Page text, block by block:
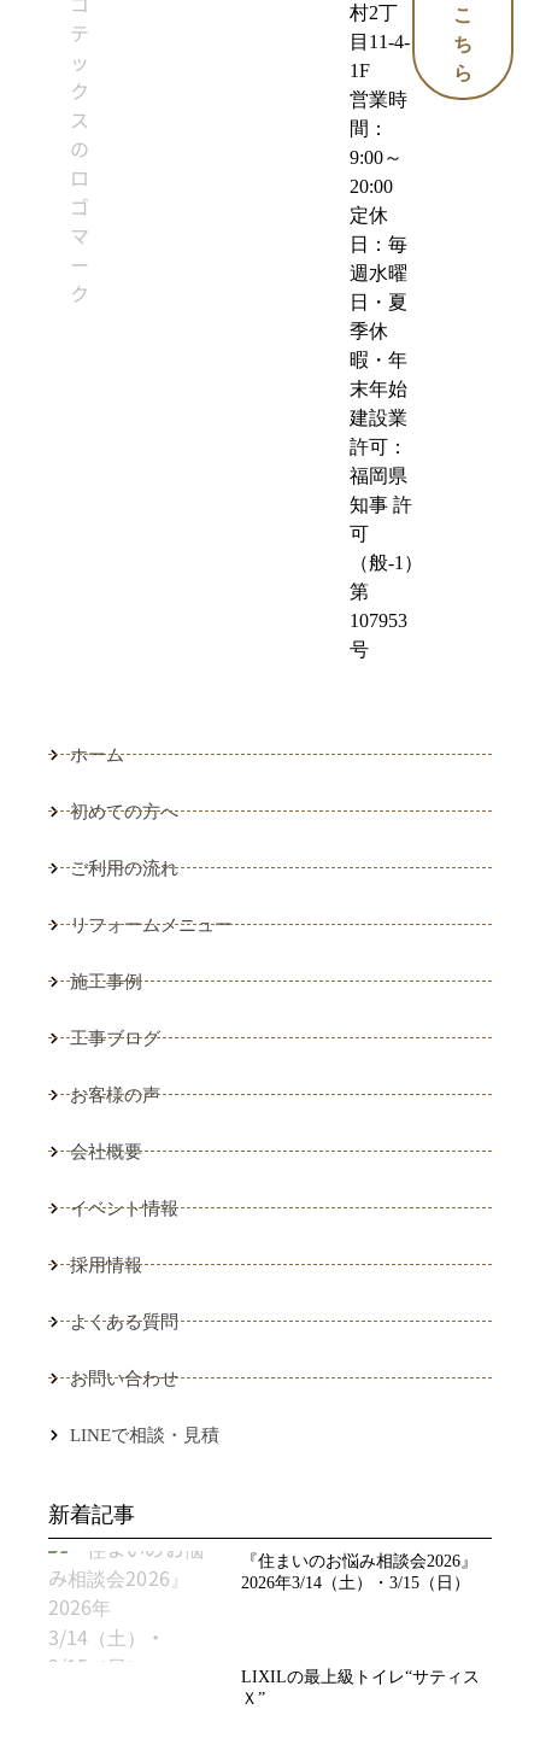
村2丁
目11-4-
1F
営業時
間：
9:00～
20:00
定休
日：毎
週水曜
日・夏
季休
暇・年
末年始
建設業
許可：
福岡県
知事 許
可
（般-1）
第
107953
号
こ
ち
ら
ホーム
初めての方へ
ご利用の流れ
リフォームメニュー
施工事例
工事ブログ
お客様の声
会社概要
イベント情報
採用情報
よくある質問
お問い合わせ
LINEで相談・見積
新着記事
『住まいのお悩み相談会2026』
2026年3/14（土）・3/15（日）
LIXILの最上級トイレ“サティス
Ｘ”